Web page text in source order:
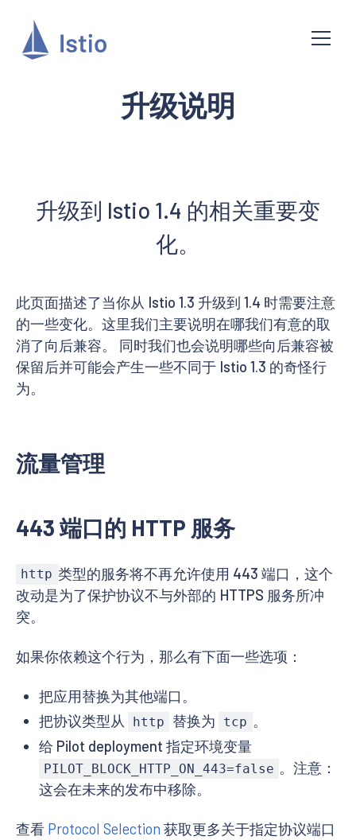
升级说明
升级到 Istio 1.4 的相关重要变
化。
此页面描述了当你从 Istio 1.3 升级到 1.4 时需要注意
的一些变化。这里我们主要说明在哪我们有意的取
消了向后兼容。 同时我们也会说明哪些向后兼容被
保留后并可能会产生一些不同于 Istio 1.3 的奇怪行
为。
流量管理
443 端口的 HTTP 服务
http 类型的服务将不再允许使用 443 端口，这个
改动是为了保护协议不与外部的 HTTPS 服务所冲
突。
如果你依赖这个行为，那么有下面一些选项：
把应用替换为其他端口。
把协议类型从
http 替换为 tcp 。
给 Pilot deployment 指定环境变量
PILOT_BLOCK_HTTP_ON_443=false 。注意：
这会在未来的发布中移除。
查看 Protocol Selection 获取更多关于指定协议端口